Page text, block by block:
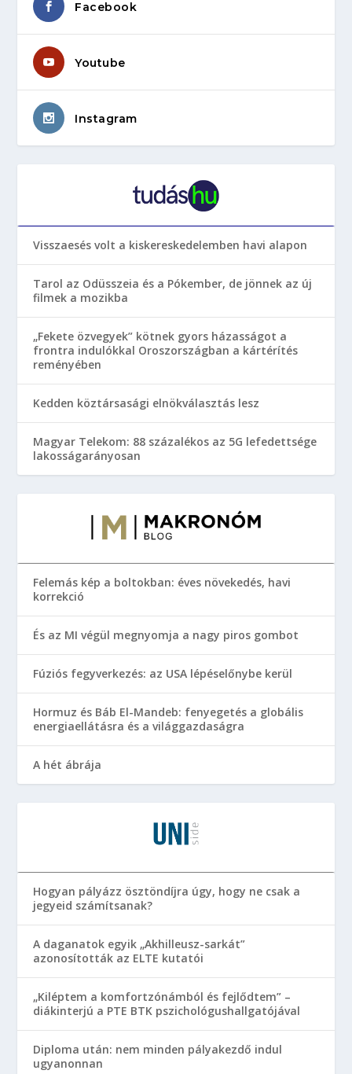
Facebook
Youtube
Instagram
Visszaesés volt a kiskereskedelemben havi alapon
Tarol az Odüsszeia és a Pókember, de jönnek az új
filmek a mozikba
„Fekete özvegyek” kötnek gyors házasságot a
frontra indulókkal Oroszországban a kártérítés
reményében
Kedden köztársasági elnökválasztás lesz
Magyar Telekom: 88 százalékos az 5G lefedettsége
lakosságarányosan
Felemás kép a boltokban: éves növekedés, havi
korrekció
És az MI végül megnyomja a nagy piros gombot
Fúziós fegyverkezés: az USA lépéselőnybe kerül
Hormuz és Báb El-Mandeb: fenyegetés a globális
energiaellátásra és a világgazdaságra
A hét ábrája
Hogyan pályázz ösztöndíjra úgy, hogy ne csak a
jegyeid számítsanak?
A daganatok egyik „Akhilleusz-sarkát”
azonosították az ELTE kutatói
„Kiléptem a komfortzónámból és fejlődtem” –
diákinterjú a PTE BTK pszichológushallgatójával
Diploma után: nem minden pályakezdő indul
ugyanonnan